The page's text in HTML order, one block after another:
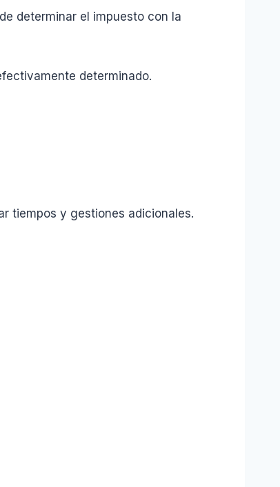
determinar el impuesto con la
determinado.
tiempos y gestiones adicionales.